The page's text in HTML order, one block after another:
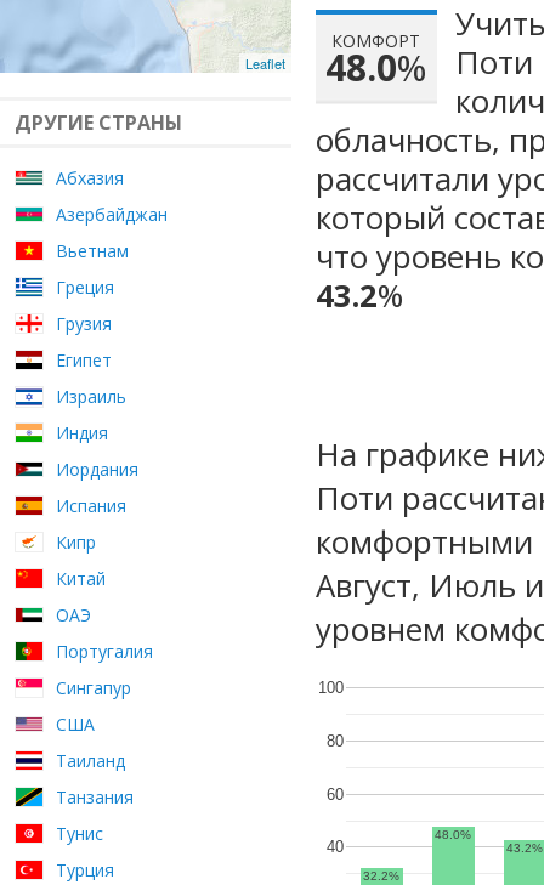
Leaflet
ДРУГИЕ СТРАНЫ
Абхазия
Азербайджан
Вьетнам
Греция
Грузия
Египет
Израиль
Индия
Иордания
Испания
Кипр
Китай
ОАЭ
Португалия
Сингапур
США
Таиланд
Танзания
Тунис
Турция
КОМФОРТ
48.0%
Поти
облачность,
рассчитали
который
что уровень
43.2%
На графике
Поти
комфортными
Август, Июль
уровнем
40
60
80
100
32.2%
48.0%
43.2%